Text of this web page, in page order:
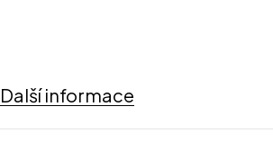
Další informace